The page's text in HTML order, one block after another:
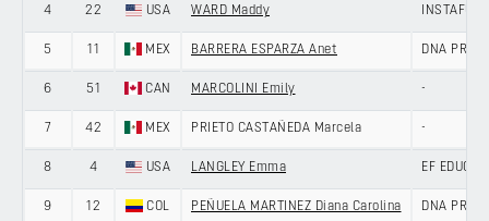
4 22 USA WARD Maddy
5 11 MEX BARRERA ESPARZA Anet DNA PRO
6 51 CAN MARCOLINI Emily -
7 42 MEX PRIETO CASTAÑEDA Marcela -
8 4 USA LANGLEY Emma EF
9 12 COL PEÑUELA MARTINEZ Diana Carolina DNA PRO